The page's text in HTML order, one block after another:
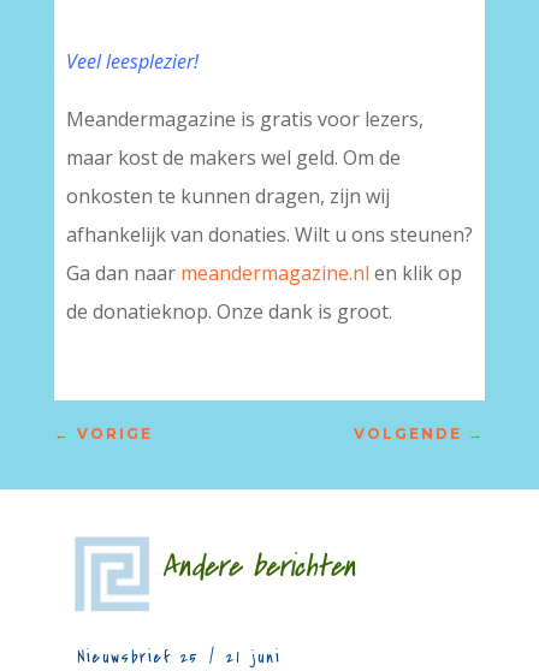
Veel leesplezier!
Meandermagazine is gratis voor lezers,
maar kost de makers wel geld. Om de
onkosten te kunnen dragen, zijn wij
afhankelijk van donaties. Wilt u ons steunen?
Ga dan naar meandermagazine.nl en klik op
de donatieknop. Onze dank is groot.
← VORIGE VOLGENDE →
Andere berichten
Nieuwsbrief 25 / 21 juni